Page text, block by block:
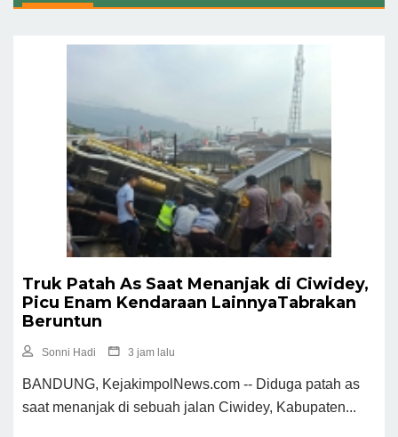
Truk Patah As Saat Menanjak di Ciwidey,
Picu Enam Kendaraan LainnyaTabrakan
Beruntun
Sonni Hadi 3 jam lalu
BANDUNG, KejakimpolNews.com -- Diduga patah as
saat menanjak di sebuah jalan Ciwidey, Kabupaten...